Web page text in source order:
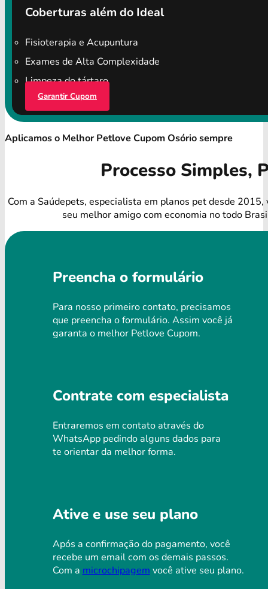
Coberturas além do Ideal
Fisioterapia e Acupuntura
Exames de Alta Complexidade
Limpeza do tártaro
Garantir Cupom
Aplicamos o Melhor Petlove Cupom Osório sempre
Processo Simples,
Com a Saúdepets, especialista em planos pet desde 2015,
seu melhor amigo com economia no todo
Preencha o formulário
Para nosso primeiro contato, precisamos
que preencha o formulário. Assim você já
garanta o melhor Petlove Cupom.
Contrate com especialista
Entraremos em contato através do
WhatsApp pedindo alguns dados para
te orientar da melhor forma.
Ative e use seu plano
Após a confirmação do pagamento, você
recebe um email com os demais passos.
Com a microchipagem você ative seu plano.